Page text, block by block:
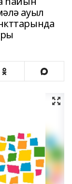
ауыл